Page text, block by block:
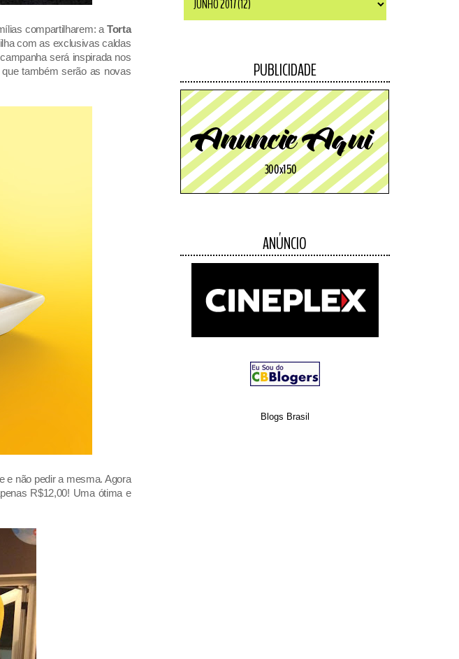
compartilharem: a Torta
com as exclusivas caldas
será inspirada nos
também serão as novas
e não pedir a mesma. Agora
R$12,00! Uma ótima e
PUBLICIDADE
ANÚNCIO
Blogs Brasil